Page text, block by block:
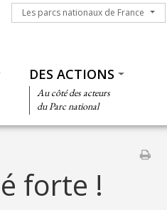
Les parcs nationaux de France
Les parcs nationaux de France
DES ACTIONS
Au côté des acteurs
du Parc national
forte !